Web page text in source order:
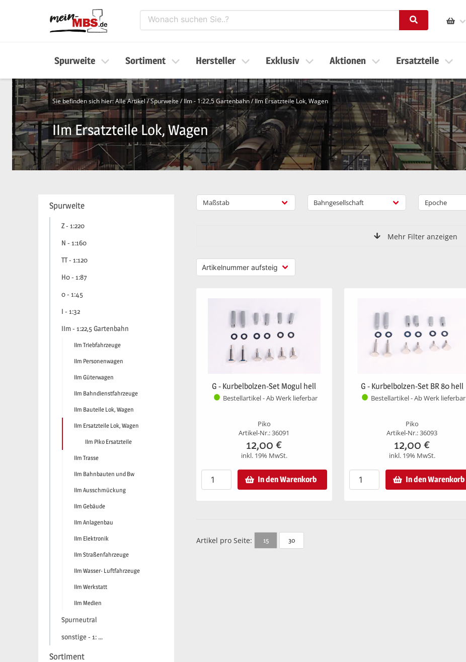
Spurweite Sortiment Hersteller Exklusiv Aktionen Ersatzteile
Sie befinden sich hier:Alle Artikel/Spurweite/IIm - 1:22,5 Gartenbahn/IIm Ersatzteile Lok, Wagen
IIm Ersatzteile Lok, Wagen
Spurweite
Z - 1:220
N - 1:160
TT - 1:120
H0 - 1:87
0 - 1:45
I - 1:32
IIm - 1:22,5 Gartenbahn
IIm Triebfahrzeuge
IIm Personenwagen
IIm Güterwagen
IIm Bahndienstfahrzeuge
IIm Bauteile Lok, Wagen
IIm Ersatzteile Lok, Wagen
IIm Piko Ersatzteile
IIm Trasse
IIm Bahnbauten und Bw
IIm Ausschmückung
IIm Gebäude
IIm Anlagenbau
IIm Elektronik
IIm Straßenfahrzeuge
IIm Wasser- Luftfahrzeuge
IIm Werkstatt
IIm Medien
Spurneutral
sonstige - 1: …
Sortiment
Maßstab Bahngesellschaft Epoche
Mehr Filter anzeigen
G - Kurbelbolzen-Set Mogul hell
Bestellartikel - Ab Werk lieferbar
Piko
Artikel-Nr.: 36091
12,00 €
inkl. 19% MwSt.
In den Warenkorb
G - Kurbelbolzen-Set BR 80 hell
Bestellartikel - Ab Werk lieferbar
Piko
Artikel-Nr.: 36093
12,00 €
inkl. 19% MwSt.
In den Warenkorb
Artikel pro Seite: 15 30